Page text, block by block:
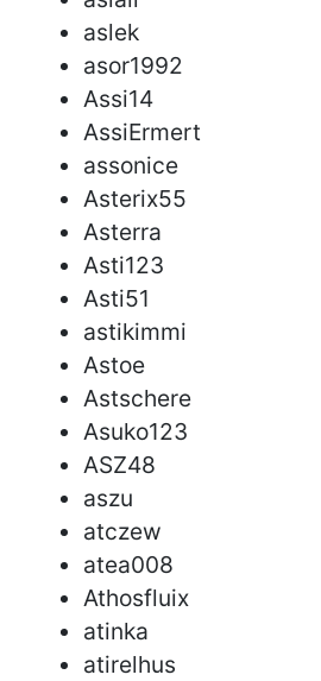
aslek
asor1992
Assi14
AssiErmert
assonice
Asterix55
Asterra
Asti123
Asti51
astikimmi
Astoe
Astschere
Asuko123
ASZ48
aszu
atczew
atea008
Athosfluix
atinka
atirelhus